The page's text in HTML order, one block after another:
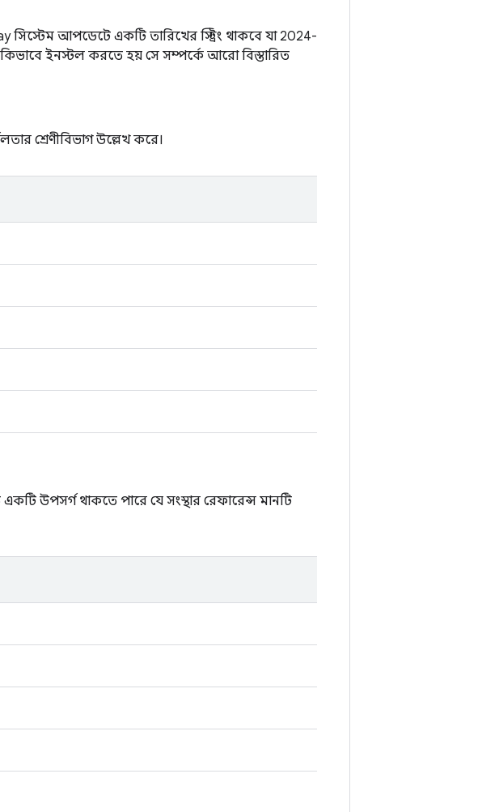
আপডেটে একটি তারিখের স্ট্রিং থাকবে যা 2024-
কিভাবে ইনস্টল করতে হয় সে সম্পর্কে আরো বিস্তারিত
শ্রেণীবিভাগ উল্লেখ করে।
উপসর্গ থাকতে পারে যে সংস্থার রেফারেন্স মানটি